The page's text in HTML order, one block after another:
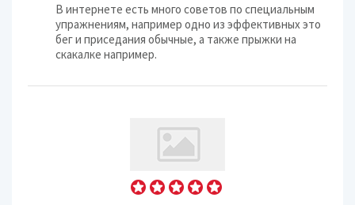
В интернете есть много советов по специальным
упражнениям, например одно из эффективных это
бег и приседания обычные, а также прыжки на
скакалке например.